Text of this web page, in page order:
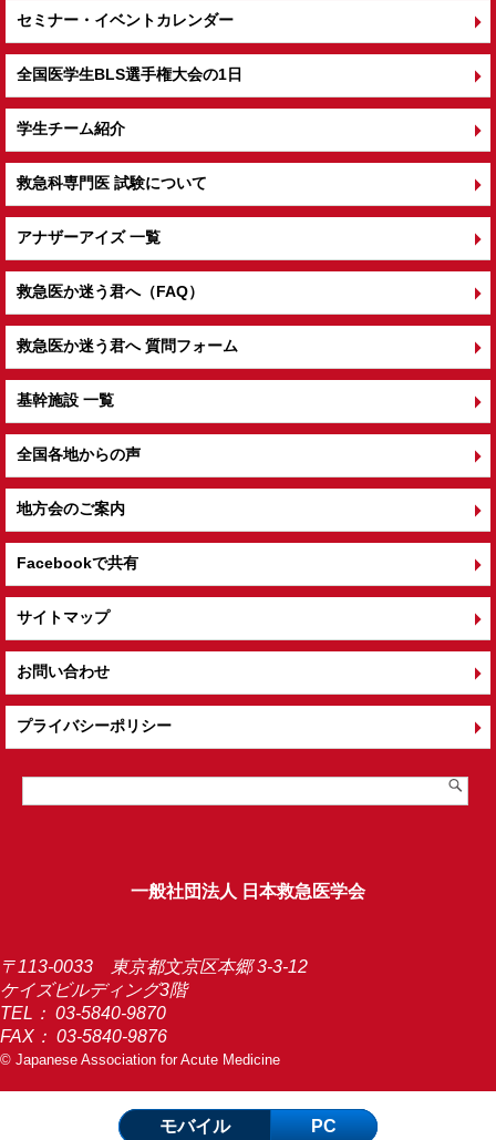
セミナー・イベントカレンダー
全国医学生BLS選手権大会の1日
学生チーム紹介
救急科専門医 試験について
アナザーアイズ 一覧
救急医か迷う君へ（FAQ）
救急医か迷う君へ 質問フォーム
基幹施設 一覧
全国各地からの声
地方会のご案内
Facebookで共有
サイトマップ
お問い合わせ
プライバシーポリシー
一般社団法人 日本救急医学会
〒113-0033 東京都文京区本郷 3-3-12
ケイズビルディング3階
TEL： 03-5840-9870
FAX： 03-5840-9876
© Japanese Association for Acute Medicine
モバイル PC